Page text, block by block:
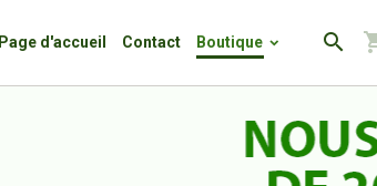
Page d'accueil Contact Boutique